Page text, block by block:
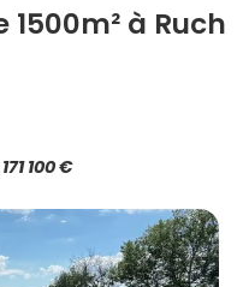
à Ruch
171 100 €